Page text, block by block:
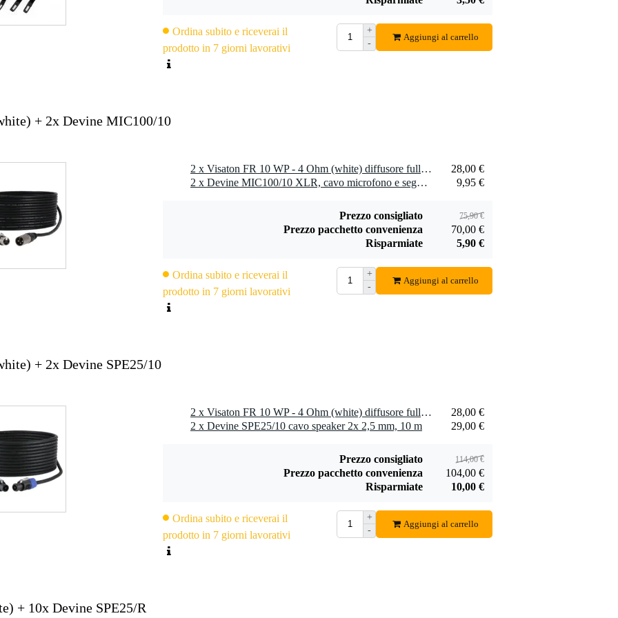
Hz
resistente ai raggi UV/alle intemperie)
x 0,8 mm (-)
all'acqua salata, alla corrosione, impermeabile, resistente ai raggi
Devine SPE25/R
SPE25/R cavo
speaker 2x 2,5
1,75 €
Ordina subito e riceverai il
prodotto in 7 giorni lavorativi
+
-
Aggiungi al carrello
+ 2x Devine MIC100/10
2 x Visaton FR 10 WP - 4 Ohm (white) diffusore fullrange compatto
28,00 €
2 x Devine MIC100/10 XLR, cavo microfono e segnale, 10 m
9,95 €
Prezzo consigliato 75,90 €
Prezzo pacchetto convenienza
70,00 €
Risparmiate
5,90 €
Ordina subito e riceverai il
prodotto in 7 giorni lavorativi
+
-
Aggiungi al carrello
+ 2x Devine SPE25/10
2 x Visaton FR 10 WP - 4 Ohm (white) diffusore fullrange compatto
28,00 €
2 x Devine SPE25/10 cavo speaker 2x 2,5 mm, 10 m
29,00 €
Prezzo consigliato 114,00 €
Prezzo pacchetto convenienza
104,00 €
Risparmiate
10,00 €
Ordina subito e riceverai il
prodotto in 7 giorni lavorativi
+
-
Aggiungi al carrello
+ 10x Devine SPE25/R